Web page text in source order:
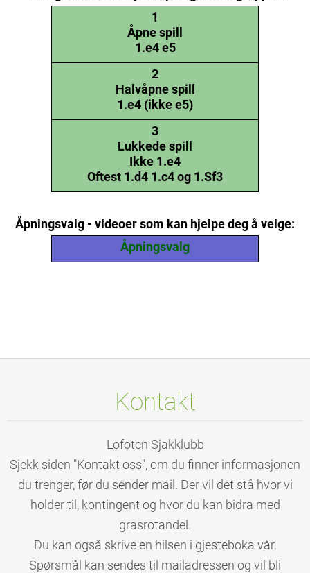
1
Åpne spill
1.e4 e5
2
Halvåpne spill
1.e4 (ikke e5)
3
Lukkede spill
Ikke 1.e4
Oftest 1.d4 1.c4 og 1.Sf3
Åpningsvalg - videoer som kan hjelpe deg å velge:
Åpningsvalg
Kontakt
Lofoten Sjakklubb
Sjekk siden "Kontakt oss", om du finner informasjonen
du trenger, før du sender mail. Der vil det stå hvor vi
holder til, kontingent og hvor du kan bidra med
grasrotandel.
Du kan også skrive en hilsen i gjesteboka vår.
Spørsmål kan sendes til mailadressen og vil bli